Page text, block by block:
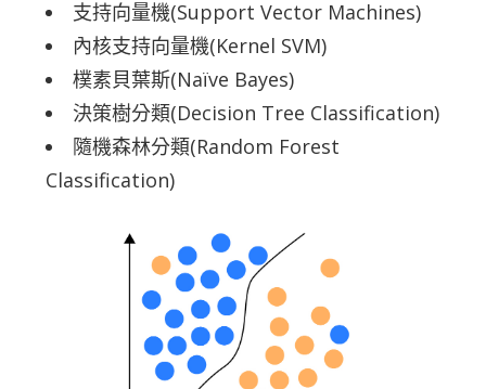
支持向量機(Support Vector Machines)
內核支持向量機(Kernel SVM)
樸素貝葉斯(Naïve Bayes)
決策樹分類(Decision Tree Classification)
隨機森林分類(Random Forest
Classification)